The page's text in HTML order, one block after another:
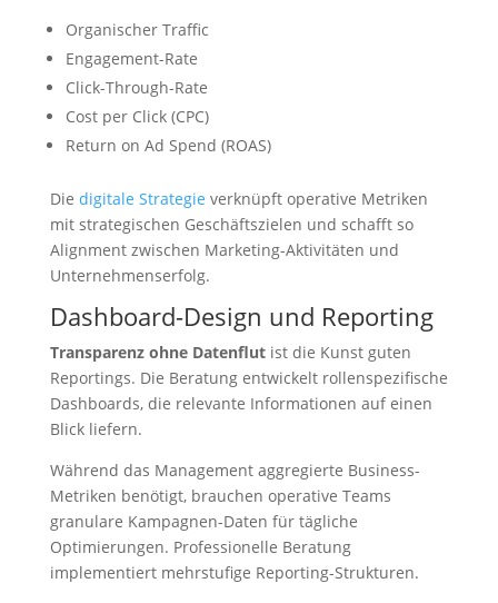
Organischer Traffic
Engagement-Rate
Click-Through-Rate
Cost per Click (CPC)
Return on Ad Spend (ROAS)
Die digitale Strategie verknüpft operative Metriken
mit strategischen Geschäftszielen und schafft so
Alignment zwischen Marketing-Aktivitäten und
Unternehmenserfolg.
Dashboard-Design und Reporting
Transparenz ohne Datenflutist die Kunst guten
Reportings. Die Beratung entwickelt rollenspezifische
Dashboards, die relevante Informationen auf einen
Blick liefern.
Während das Management aggregierte Business-
Metriken benötigt, brauchen operative Teams
granulare Kampagnen-Daten für tägliche
Optimierungen. Professionelle Beratung
implementiert mehrstufige Reporting-Strukturen.